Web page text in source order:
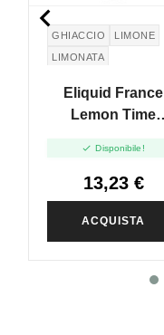
GHIACCIO
LIMONE
LIMONATA
Eliquid France
Lemon Time
10ml
 Disponibile!
13,23 €
ACQUISTA
